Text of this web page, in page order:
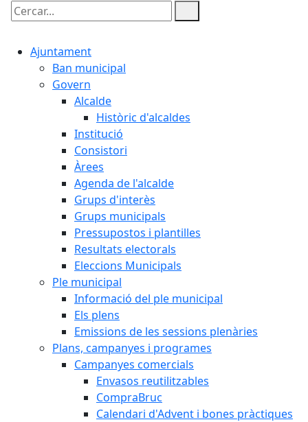
Cercar:
Ajuntament
Ban municipal
Govern
Alcalde
Històric d'alcaldes
Institució
Consistori
Àrees
Agenda de l'alcalde
Grups d'interès
Grups municipals
Pressupostos i plantilles
Resultats electorals
Eleccions Municipals
Ple municipal
Informació del ple municipal
Els plens
Emissions de les sessions plenàries
Plans, campanyes i programes
Campanyes comercials
Envasos reutilitzables
CompraBruc
Calendari d'Advent i bones pràctiques